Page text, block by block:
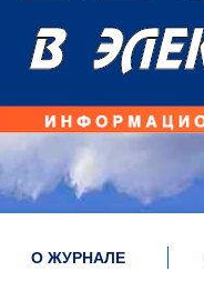
О ЖУРНАЛЕ